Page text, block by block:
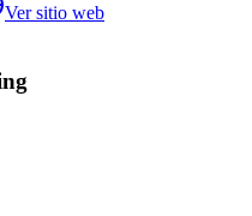
Ver sitio web